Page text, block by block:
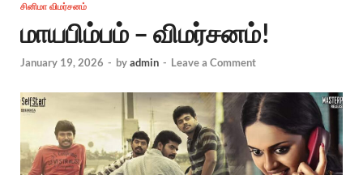
சினிமா விமர்சனம்
மாயபிம்பம் – விமர்சனம்!
January 19, 2026 - byadmin - Leave a Comment